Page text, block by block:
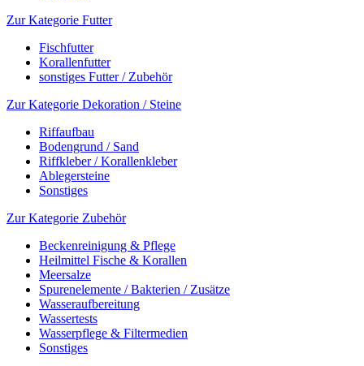
Zur Kategorie Futter
Fischfutter
Korallenfutter
sonstiges Futter / Zubehör
Zur Kategorie Dekoration / Steine
Riffaufbau
Bodengrund / Sand
Riffkleber / Korallenkleber
Ablegersteine
Sonstiges
Zur Kategorie Zubehör
Beckenreinigung & Pflege
Heilmittel Fische & Korallen
Meersalze
Spurenelemente / Bakterien / Zusätze
Wasseraufbereitung
Wassertests
Wasserpflege & Filtermedien
Sonstiges